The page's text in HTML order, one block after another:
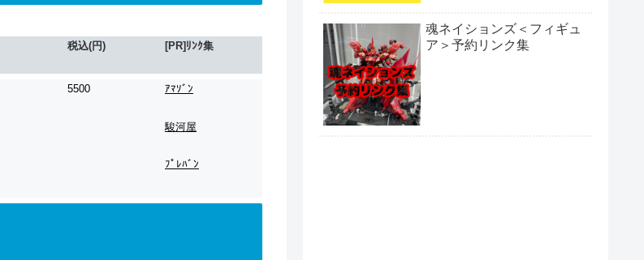
税込(円) [PR]ﾘﾝｸ集
5500 ｱﾏｿﾞﾝ
駿河屋
ﾌﾟﾚﾊﾞﾝ
魂ネイションズ＜フィギュ
ア＞予約リンク集